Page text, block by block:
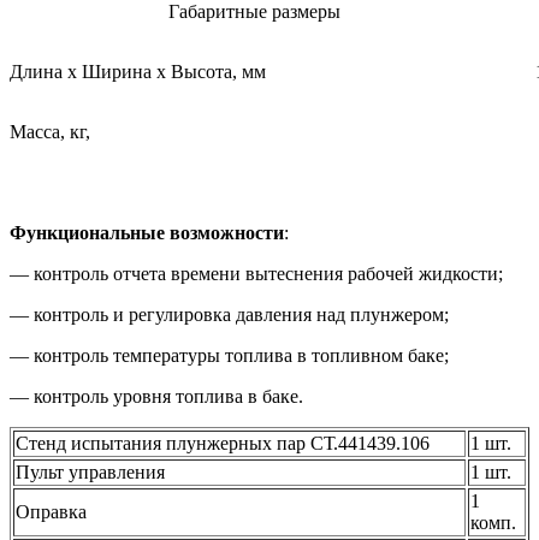
Габаритные размеры
Длина х Ширина х Высота, мм
Масса, кг,
Функциональные возможности:
— контроль отчета времени вытеснения рабочей жидкости;
— контроль и регулировка давления над плунжером;
— контроль температуры топлива в топливном баке;
— контроль уровня топлива в баке.
Стенд испытания плунжерных пар СТ.441439.106
1 шт.
Пульт управления
1 шт.
Оправка
1
комп.